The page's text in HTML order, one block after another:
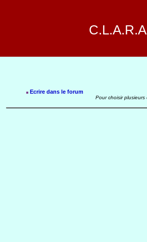
Ecrire dans le forum
Pour choisir